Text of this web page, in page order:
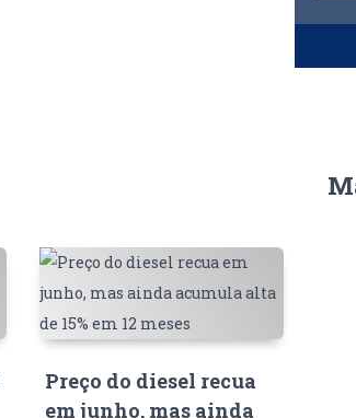
Preço do diesel recua
em junho, mas ainda